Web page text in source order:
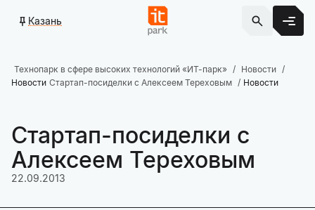
Казань
Технопарк в сфере высоких технологий «ИТ-парк»
Новости
Новости Стартап-посиделки с Алексеем Тереховым Новости
Стартап-посиделки с
Алексеем Тереховым
22.09.2013